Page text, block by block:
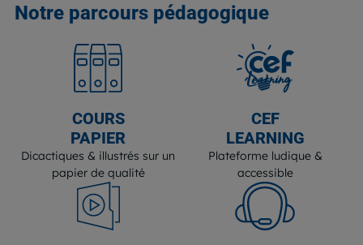
Notre parcours pédagogique
COURS
PAPIER
Dicactiques & illustrés sur un
papier de qualité
CEF
LEARNING
Plateforme ludique &
accessible